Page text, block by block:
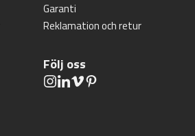
Garanti
Reklamation och retur
Följ oss